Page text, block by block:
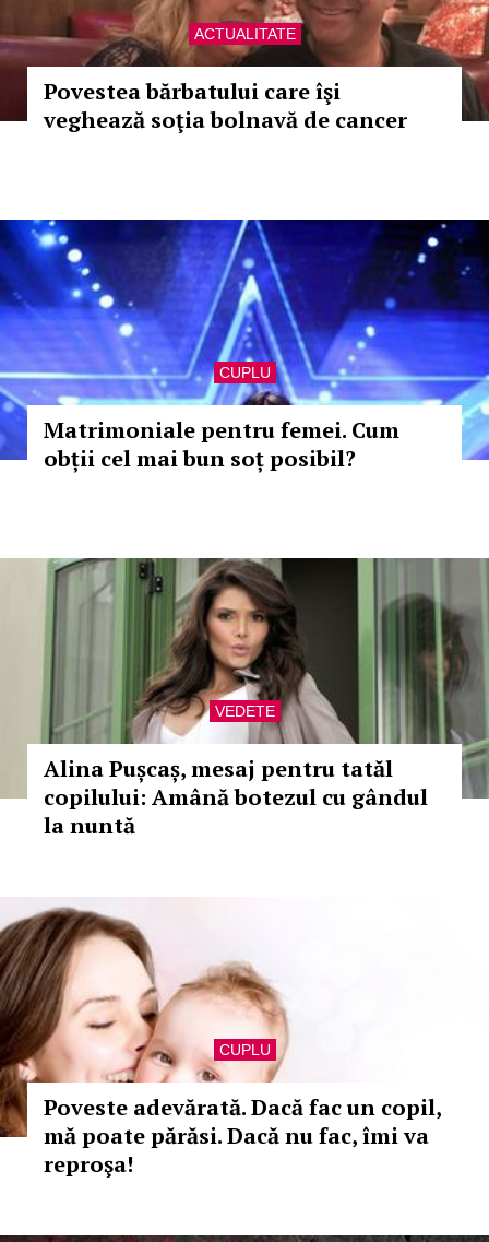
ACTUALITATE
Povestea bărbatului care îşi
veghează soţia bolnavă de cancer
CUPLU
Matrimoniale pentru femei. Cum
obții cel mai bun soț posibil?
VEDETE
Alina Pușcaș, mesaj pentru tatăl
copilului: Amână botezul cu gândul
la nuntă
CUPLU
Poveste adevărată. Dacă fac un copil,
mă poate părăsi. Dacă nu fac, îmi va
reproşa!